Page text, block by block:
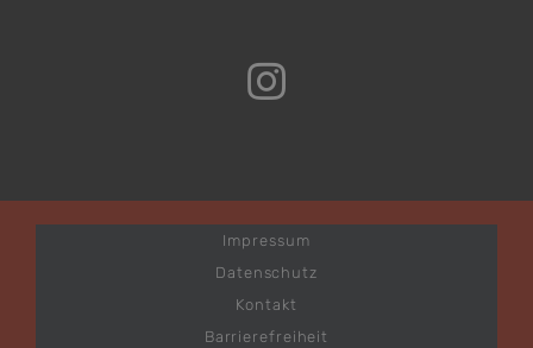
Impressum
Datenschutz
Kontakt
Barrierefreiheit